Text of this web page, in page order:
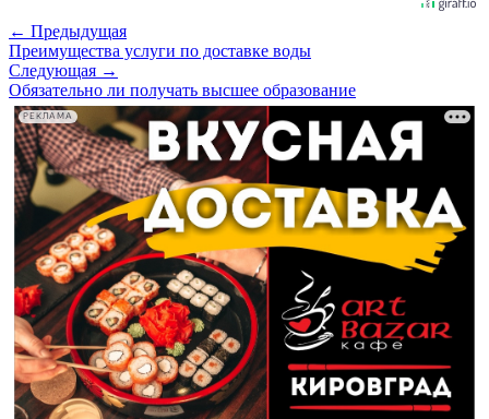
← Предыдущая
Преимущества услуги по доставке воды
Следующая →
Обязательно ли получать высшее образование
РЕКЛАМА